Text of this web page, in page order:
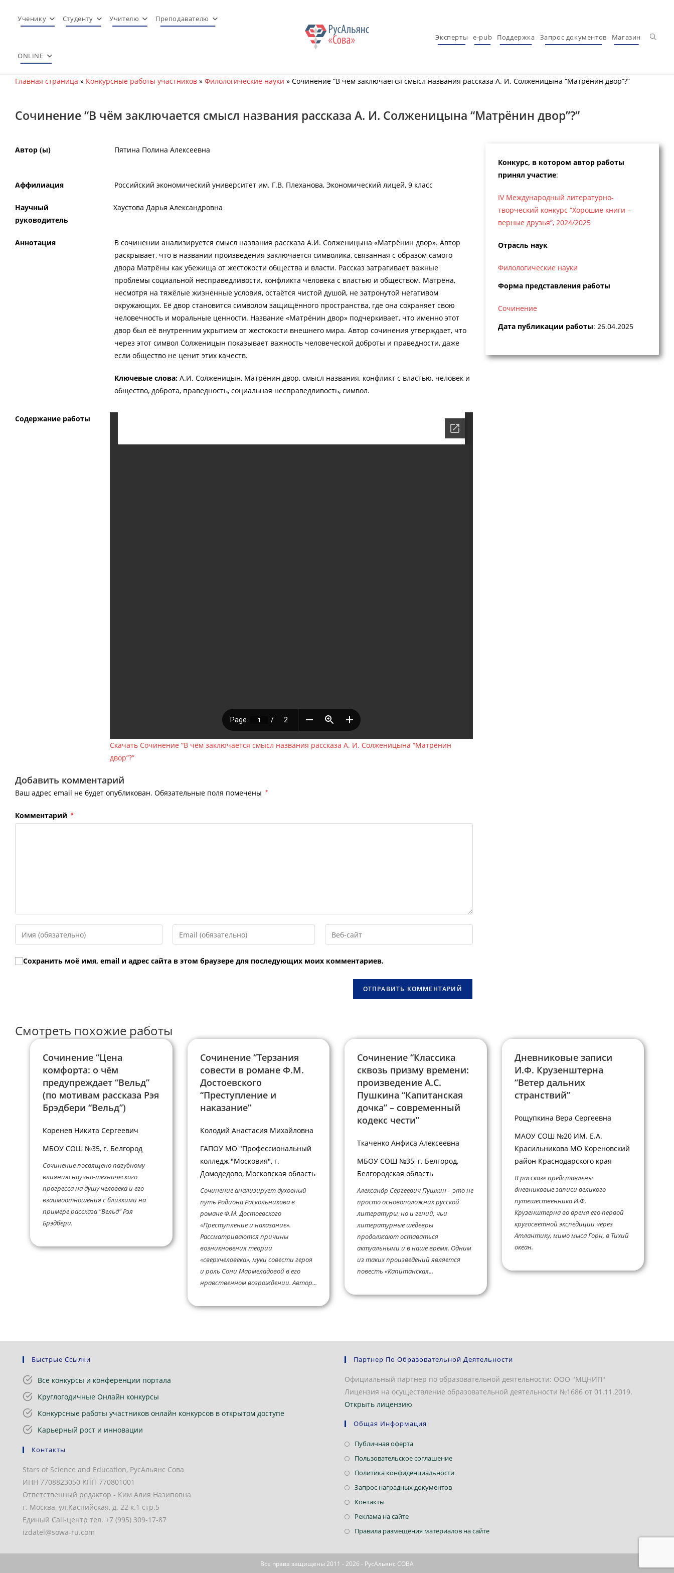
Ученику Студенту Учителю Преподавателю
ONLINE
Эксперты e-pub Поддержка Запрос документов Магазин
Главная страница » Конкурсные работы участников » Филологические науки » Сочинение “В чём заключается смысл названия рассказа А. И. Солженицына “Матрёнин двор”?”
Сочинение “В чём заключается смысл названия рассказа А. И. Солженицына “Матрёнин двор”?”
Автор (ы) Пятина Полина Алексеевна
Аффилиация Российский экономический университет им. Г.В. Плеханова, Экономический лицей, 9 класс
Научный
руководитель
Хаустова Дарья Александровна
Аннотация
В сочинении анализируется смысл названия рассказа А.И. Солженицына «Матрёнин двор». Автор
раскрывает, что в названии произведения заключается символика, связанная с образом самого
двора Матрёны как убежища от жестокости общества и власти. Рассказ затрагивает важные
проблемы социальной несправедливости, конфликта человека с властью и обществом. Матрёна,
несмотря на тяжёлые жизненные условия, остаётся чистой душой, не затронутой негативом
окружающих. Её двор становится символом защищённого пространства, где она сохраняет свою
человечность и моральные ценности. Название «Матрёнин двор» подчеркивает, что именно этот
двор был её внутренним укрытием от жестокости внешнего мира. Автор сочинения утверждает, что
через этот символ Солженицын показывает важность человеческой доброты и праведности, даже
если общество не ценит этих качеств.
Ключевые слова:А.И. Солженицын, Матрёнин двор, смысл названия, конфликт с властью, человек и
общество, доброта, праведность, социальная несправедливость, символ.
Содержание работы
Скачать Сочинение “В чём заключается смысл названия рассказа А. И. Солженицына “Матрёнин
двор”?”
Добавить комментарий
Ваш адрес email не будет опубликован. Обязательные поля помечены *
Комментарий *
Введите
свое
имя
или
Введите
свой
Введите
URL
(необязательно)
Сохранить моё имя, email и адрес сайта в этом браузере для последующих моих комментариев.
Конкурс, в котором автор работы
принял участие:
IV Международный литературно-
творческий конкурс “Хорошие книги –
верные друзья”, 2024/2025
Отрасль наук
Филологические науки
Форма представления работы
Сочинение
Дата публикации работы: 26.04.2025
Смотреть похожие работы
Сочинение “Цена
комфорта: о чём
предупреждает “Вельд”
(по мотивам рассказа Рэя
Брэдбери “Вельд”)
Коренев Никита Сергеевич
МБОУ СОШ №35, г. Белгород
Сочинение посвящено пагубному
влиянию научно-технического
прогресса на душу человека и его
взаимоотношения с близкими на
примере рассказа "Вельд" Рэя
Брэдбери.
Сочинение “Терзания
совести в романе Ф.М.
Достоевского
“Преступление и
наказание”
Колодий Анастасия Михайловна
ГАПОУ МО "Профессиональный
колледж "Московия", г.
Домодедово, Московская область
Сочинение анализирует духовный
путь Родиона Раскольникова в
романе Ф.М. Достоевского
«Преступление и наказание».
Рассматриваются причины
возникновения теории
«сверхчеловека», муки совести героя
и роль Сони Мармеладовой в его
нравственном возрождении. Автор...
Сочинение “Классика
сквозь призму времени:
произведение А.С.
Пушкина “Капитанская
дочка” – современный
кодекс чести”
Ткаченко Анфиса Алексеевна
МБОУ СОШ №35, г. Белгород,
Белгородская область
Александр Сергеевич Пушкин - это не
просто основоположник русской
литературы, но и гений, чьи
литературные шедевры
продолжают оставаться
актуальными и в наше время. Одним
из таких произведений является
повесть «Капитанская...
Дневниковые записи
И.Ф. Крузенштерна
“Ветер дальних
странствий”
Рощупкина Вера Сергеевна
МАОУ СОШ №20 ИМ. Е.А.
Красильникова МО Кореновский
район Краснодарского края
В рассказе представлены
дневниковые записи великого
путешественника И.Ф.
Крузенштерна во время его первой
кругосветной экспедиции через
Атлантику, мимо мыса Горн, в Тихий
океан.
Быстрые Ссылки
Все конкурсы и конференции портала
Круглогодичные Онлайн конкурсы
Конкурсные работы участников онлайн конкурсов в открытом доступе
Карьерный рост и инновации
Контакты
Stars of Science and Education, РусАльянс Сова
ИНН 7708823050 КПП 770801001
Ответственный редактор - Ким Алия Назиповна
г. Москва, ул.Каспийская, д. 22 к.1 стр.5
Единый Call-центр тел. +7 (995) 309-17-87
izdatel@sowa-ru.com
Партнер По Образовательной Деятельности
Официальный партнер по образовательной деятельности: ООО "МЦНИП"
Лицензия на осуществление образовательной деятельности №1686 от 01.11.2019.
Открыть лицензию
Общая Информация
Публичная офертаОткроется
в
Пользовательское соглашениеОткроется
в
Политика конфиденциальностиОткроется
Запрос наградных документовОткроется
Контакты
в
Реклама на сайтеОткроется
в
вкладке
Правила размещения материалов на сайтеОткроется
новой
Все права защищены 2011 - 2026 - РусАльянс СОВА